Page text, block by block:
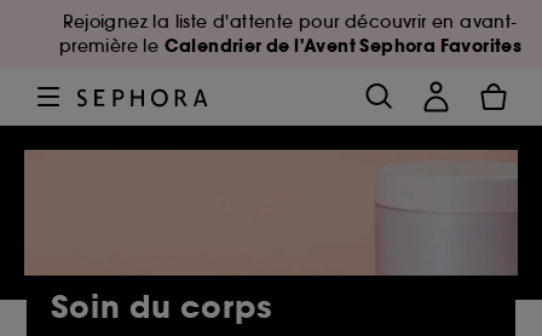
Rejoignez la liste d'attente pour découvrir en avant-
première le Calendrier de l'Avent Sephora Favorites
Soin du corps